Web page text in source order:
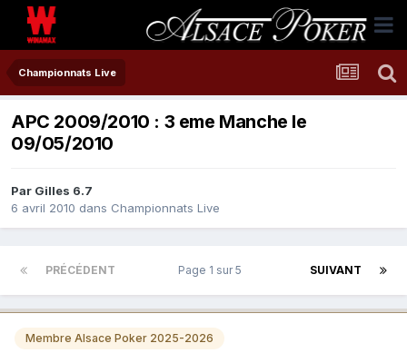
Championnats Live
APC 2009/2010 : 3 eme Manche le
09/05/2010
Par Gilles 6.7
6 avril 2010 dans Championnats Live
PRÉCÉDENT SUIVANT
Page 1 sur 5
Membre Alsace Poker 2025-2026